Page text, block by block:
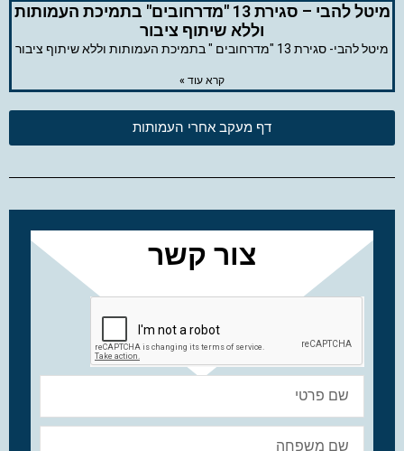
מיטל להבי – סגירת 13 "מדרחובים" בתמיכת העמותות
וללא שיתוף ציבור
מיטל להבי- סגירת 13 "מדרחובים " בתמיכת העמותות וללא שיתוף ציבור
קרא עוד »
דף מעקב אחרי העמותות
צור קשר